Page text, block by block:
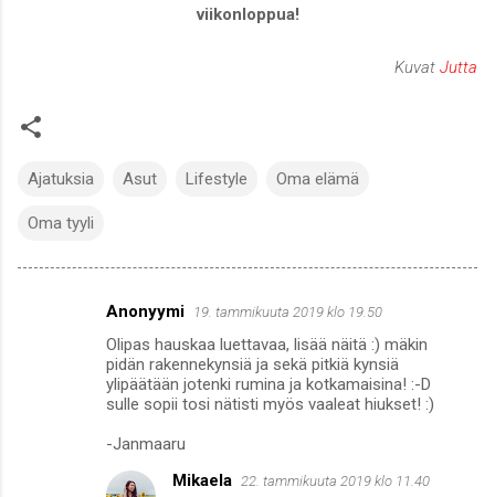
viikonloppua!
Kuvat Jutta
Ajatuksia Asut Lifestyle Oma elämä
Oma tyyli
Anonyymi 19. tammikuuta 2019 klo 19.50
Olipas hauskaa luettavaa, lisää näitä :) mäkin
pidän rakennekynsiä ja sekä pitkiä kynsiä
ylipäätään jotenki rumina ja kotkamaisina! :-D
sulle sopii tosi nätisti myös vaaleat hiukset! :)
-Janmaaru
Mikaela 22. tammikuuta 2019 klo 11.40